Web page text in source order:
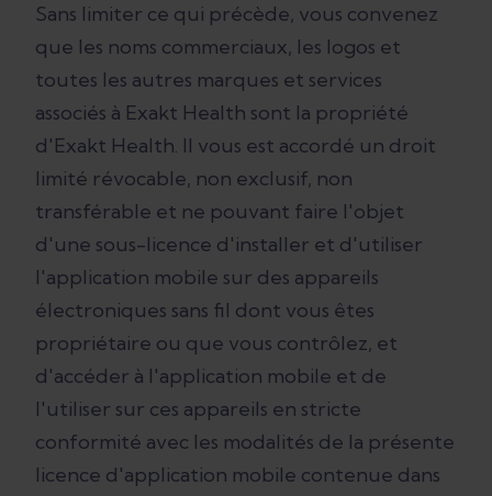
Sans limiter ce qui précède, vous convenez
que les noms commerciaux, les logos et
toutes les autres marques et services
associés à Exakt Health sont la propriété
d'Exakt Health. Il vous est accordé un droit
limité révocable, non exclusif, non
transférable et ne pouvant faire l'objet
d'une sous-licence d'installer et d'utiliser
l'application mobile sur des appareils
électroniques sans fil dont vous êtes
propriétaire ou que vous contrôlez, et
d'accéder à l'application mobile et de
l'utiliser sur ces appareils en stricte
conformité avec les modalités de la présente
licence d'application mobile contenue dans